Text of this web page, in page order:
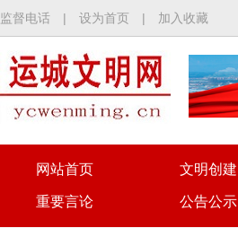
监督电话 | 设为首页 | 加入收藏
网站首页
重要言论
文明创建
公告公示